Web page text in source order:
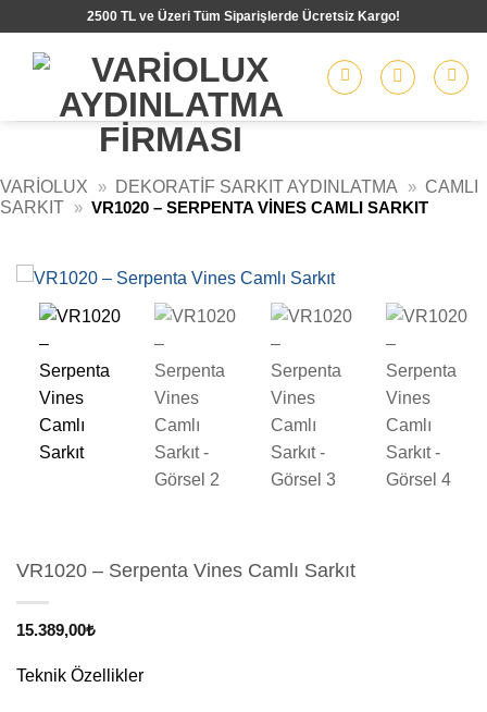
2500 TL ve Üzeri Tüm Siparişlerde Ücretsiz Kargo!
VARIOLUX » DEKORATIF SARKIT AYDINLATMA » CAMLI
SARKIT » VR1020 – SERPENTA VINES CAMLI SARKIT
VR1020 – Serpenta Vines Camlı Sarkıt
15.389,00₺
Teknik Özellikler